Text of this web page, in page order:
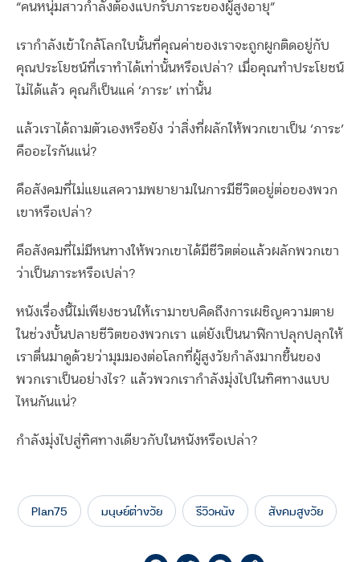
“คนหนุ่มสาวกำลังต้องแบกรับภาระของผู้สูงอายุ”
เรากำลังเข้าใกล้โลกใบนั้นที่คุณค่าของเราจะถูกผูกติดอยู่กับ
คุณประโยชน์ที่เราทำได้เท่านั้นหรือเปล่า? เมื่อคุณทำประโยชน์
ไม่ได้แล้ว คุณก็เป็นแค่ ‘ภาระ’ เท่านั้น
แล้วเราได้ถามตัวเองหรือยัง ว่าสิ่งที่ผลักให้พวกเขาเป็น ‘ภาระ’
คืออะไรกันแน่?
คือสังคมที่ไม่แยแสความพยายามในการมีชีวิตอยู่ต่อของพวก
เขาหรือเปล่า?
คือสังคมที่ไม่มีหนทางให้พวกเขาได้มีชีวิตต่อแล้วผลักพวกเขา
ว่าเป็นภาระหรือเปล่า?
หนังเรื่องนี้ไม่เพียงชวนให้เรามาขบคิดถึงการเผชิญความตาย
ในช่วงบั้นปลายชีวิตของพวกเรา แต่ยังเป็นนาฬิกาปลุกปลุกให้
เราตื่นมาดูด้วยว่ามุมมองต่อโลกที่ผู้สูงวัยกำลังมากขึ้นของ
พวกเราเป็นอย่างไร? แล้วพวกเรากำลังมุ่งไปในทิศทางแบบ
ไหนกันแน่?
กำลังมุ่งไปสู่ทิศทางเดียวกับในหนังหรือเปล่า?
Plan75 มนุษย์ต่างวัย รีวิวหนัง สังคมสูงวัย